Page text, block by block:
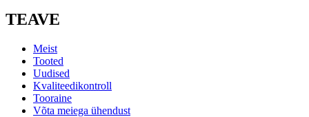
TEAVE
Meist
Tooted
Uudised
Kvaliteedikontroll
Tooraine
Võta meiega ühendust